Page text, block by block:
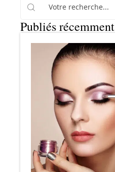
Publiés récemment